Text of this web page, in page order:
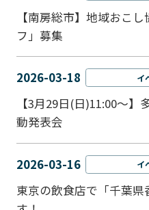
【南房総市】地域おこ
フ」募集
2026-03-18 イ
【3月29日(日)11:00～
動発表会
2026-03-16 イ
東京の飲食店で「千葉